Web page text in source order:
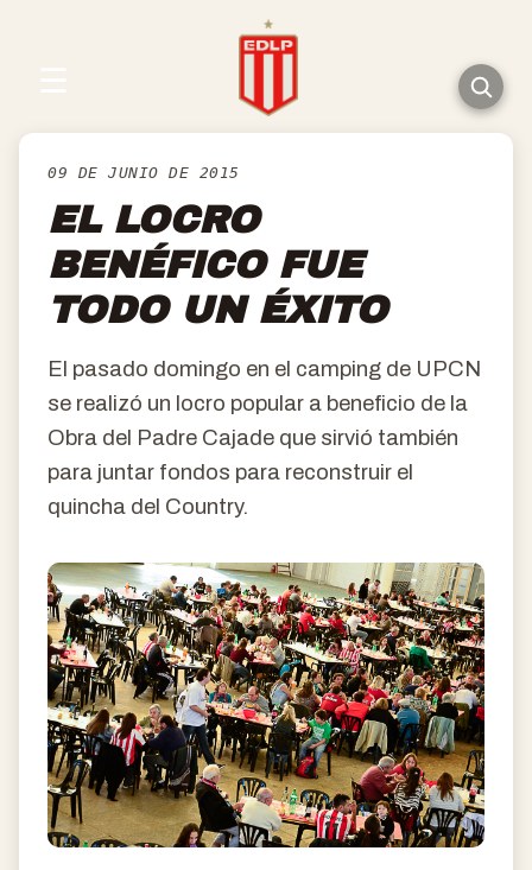
09 DE JUNIO DE 2015
EL LOCRO
BENÉFICO FUE
TODO UN ÉXITO
El pasado domingo en el camping de UPCN
se realizó un locro popular a beneficio de la
Obra del Padre Cajade que sirvió también
para juntar fondos para reconstruir el
quincha del Country.